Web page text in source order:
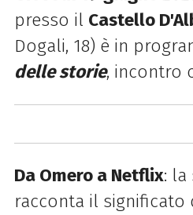
presso il Castello
Dogali, 18) è in
delle storie, incontro
Da Omero a Netflix: la
racconta il